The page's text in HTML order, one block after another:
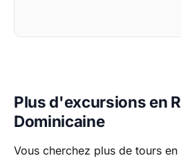
Plus d'excursions en
Dominicaine
Vous cherchez plus de tours en